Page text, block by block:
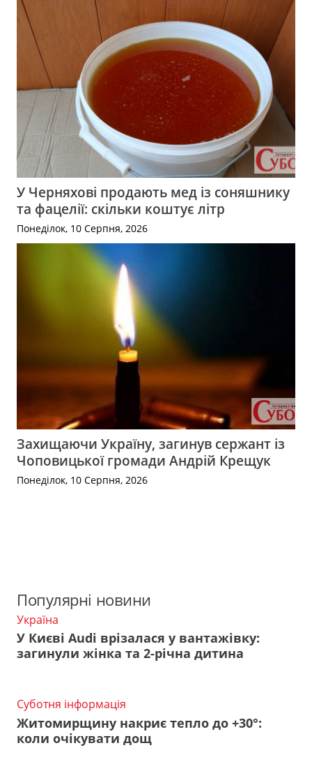
У Черняхові продають мед із соняшнику
та фацелії: скільки коштує літр
Понеділок, 10 Серпня, 2026
Захищаючи Україну, загинув сержант із
Чоповицької громади Андрій Крещук
Понеділок, 10 Серпня, 2026
Популярні новини
Україна
У Києві Audi врізалася у вантажівку:
загинули жінка та 2-річна дитина
Суботня інформація
Житомирщину накриє тепло до +30°:
коли очікувати дощ